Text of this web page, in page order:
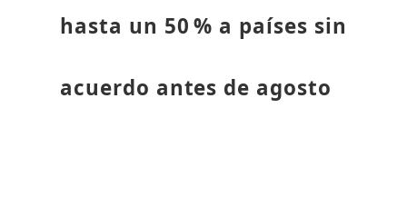
hasta un 50 % a países sin
acuerdo antes de agosto